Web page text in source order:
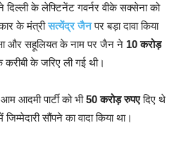
दिल्ली के लेफ्टिनेंट गवर्नर वीके सक्सेना को
के मंत्रीसत्येंद्र जैनपर बड़ा दावा किया
और सहूलियत के नाम पर जैन ने 10 करोड़
के जरिए ली गई थी।
आदमी पार्टी को भी50 करोड़ रुपएदिए थे
सौंपने का वादा किया था।